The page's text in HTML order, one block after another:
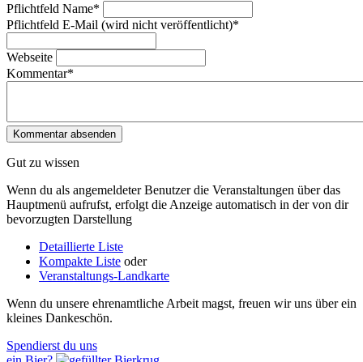
Pflichtfeld Name*
Pflichtfeld E-Mail (wird nicht veröffentlicht)*
Webseite
Kommentar*
Gut zu wissen
Wenn du als angemeldeter Benutzer die Veranstaltungen über das
Hauptmenü aufrufst, erfolgt die Anzeige automatisch in der von dir
bevorzugten Darstellung
Detaillierte Liste
Kompakte Liste oder
Veranstaltungs-Landkarte
Wenn du unsere ehrenamtliche Arbeit magst, freuen wir uns über ein
kleines Dankeschön.
Spendierst du uns